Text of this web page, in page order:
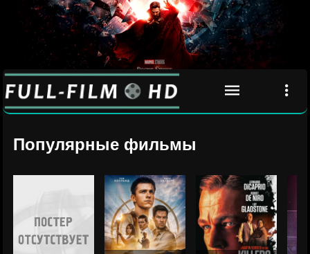
Популярные фильмы